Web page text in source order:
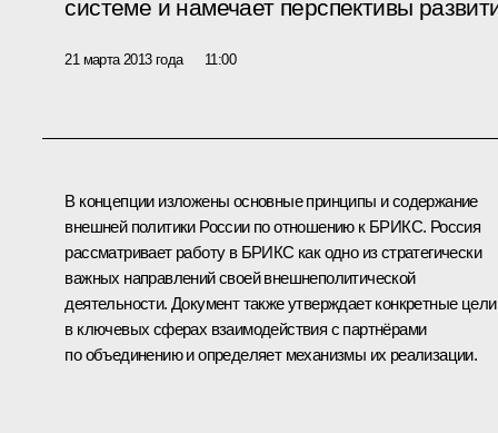
системе и намечает перспективы
21 марта 2013 года 11:00
В концепции изложены основные принципы и содержание
внешней политики России по отношению к БРИКС. Россия
рассматривает работу в БРИКС как одно из стратегически
важных направлений своей внешнеполитической
деятельности. Документ также утверждает конкретные цели
в ключевых сферах взаимодействия с партнёрами
по объединению и определяет механизмы их реализации.